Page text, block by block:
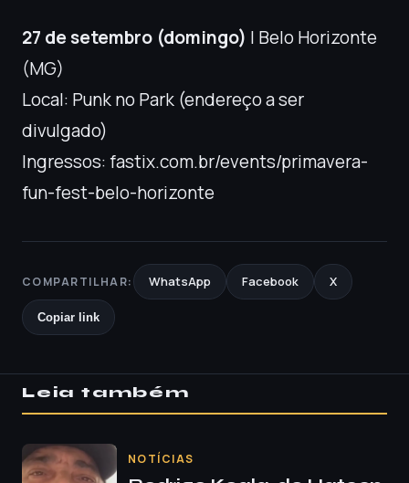
27 de setembro (domingo) | Belo Horizonte
(MG)
Local: Punk no Park (endereço a ser
divulgado)
Ingressos: fastix.com.br/events/primavera-
fun-fest-belo-horizonte
COMPARTILHAR: WhatsApp Facebook X
Copiar link
Leia também
NOTÍCIAS